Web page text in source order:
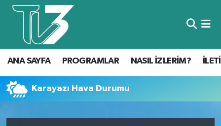
ANA SAYFA PROGRAMLAR NASIL İZLERİM?
Karayazı Hava Durumu
Foto Galeri
Canlı Yayın
ANA SAYFA
PROGRAMLAR
NASIL İZLERİM?